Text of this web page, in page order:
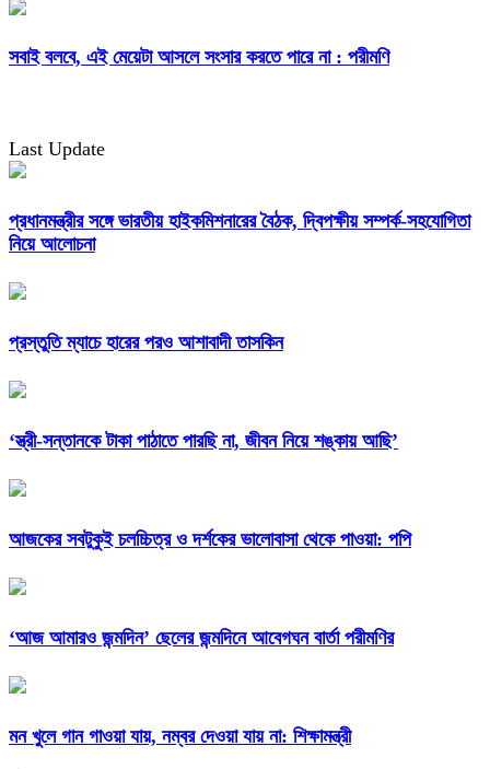
সবাই বলবে, এই মেয়েটা আসলে সংসার করতে পারে না : পরীমণি
Last Update
প্রধানমন্ত্রীর সঙ্গে ভারতীয় হাইকমিশনারের বৈঠক, দ্বিপক্ষীয় সম্পর্ক-সহযোগিতা
নিয়ে আলোচনা
প্রস্তুতি ম্যাচে হারের পরও আশাবাদী তাসকিন
‘স্ত্রী-সন্তানকে টাকা পাঠাতে পারছি না, জীবন নিয়ে শঙ্কায় আছি’
আজকের সবটুকুই চলচ্চিত্র ও দর্শকের ভালোবাসা থেকে পাওয়া: পপি
‘আজ আমারও জন্মদিন’ ছেলের জন্মদিনে আবেগঘন বার্তা পরীমণির
মন খুলে গান গাওয়া যায়, নম্বর দেওয়া যায় না: শিক্ষামন্ত্রী